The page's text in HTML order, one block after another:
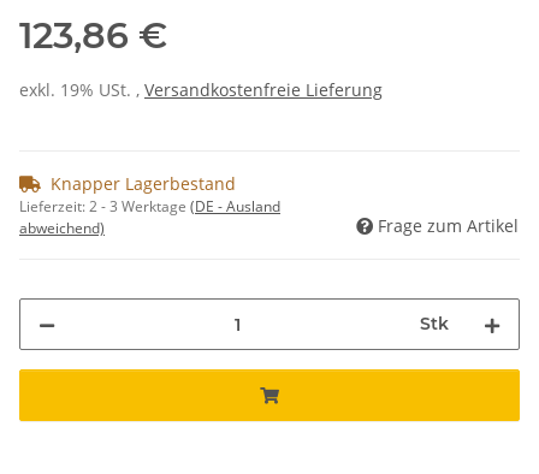
123,86 €
exkl. 19% USt. , Versandkostenfreie Lieferung
Knapper Lagerbestand
Lieferzeit:2 - 3 Werktage (DE - Ausland
abweichend)
Frage zum Artikel
Stk